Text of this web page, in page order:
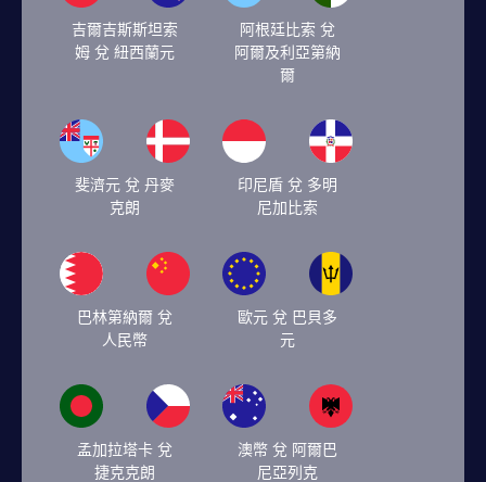
吉爾吉斯斯坦索
姆 兌 紐西蘭元
阿根廷比索 兌
阿爾及利亞第納
爾
斐濟元 兌 丹麥
克朗
印尼盾 兌 多明
尼加比索
巴林第納爾 兌
人民幣
歐元 兌 巴貝多
元
孟加拉塔卡 兌
捷克克朗
澳幣 兌 阿爾巴
尼亞列克